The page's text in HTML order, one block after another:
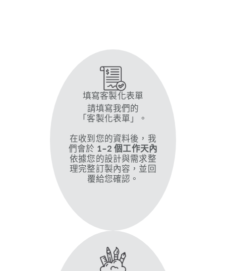
填寫客製化表單
請填寫我們的
「客製化表單」。
在收到您的資料後，我
們會於 1–2 個工作天內
依據您的設計與需求整
理完整訂製內容，並回
覆給您確認。